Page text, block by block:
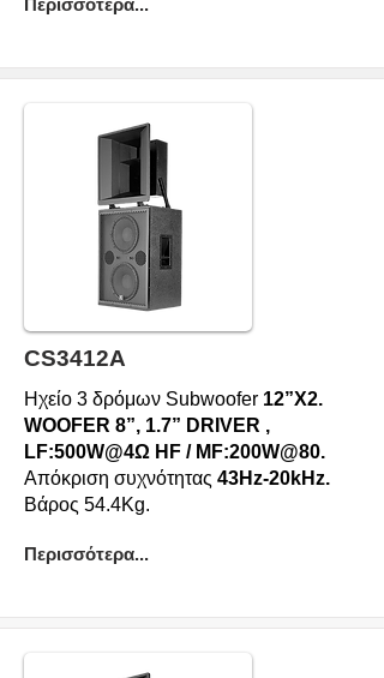
Περισσότερα...
CS3412A
Ηχείο 3 δρόμων Subwoofer 12”X2.
WOOFER 8”, 1.7” DRIVER ,
LF:500W@4Ω HF / MF:200W@80.
Απόκριση συχνότητας 43Hz-20kHz.
Βάρος 54.4Kg.
Περισσότερα...